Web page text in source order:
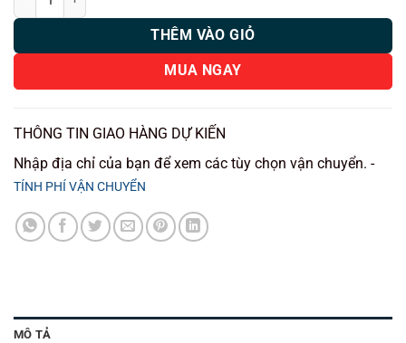
THÊM VÀO GIỎ
MUA NGAY
THÔNG TIN GIAO HÀNG DỰ KIẾN
Nhập địa chỉ của bạn để xem các tùy chọn vận chuyển. -
TÍNH PHÍ VẬN CHUYỂN
MÔ TẢ